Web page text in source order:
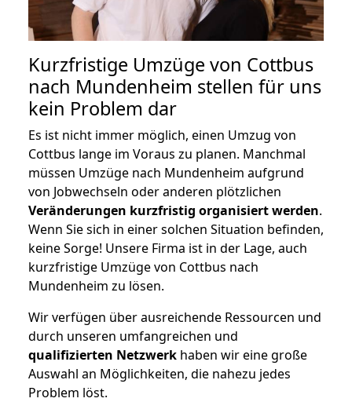
Kurzfristige Umzüge von Cottbus
nach Mundenheim stellen für uns
kein Problem dar
Es ist nicht immer möglich, einen Umzug von
Cottbus lange im Voraus zu planen. Manchmal
müssen Umzüge nach Mundenheim aufgrund
von Jobwechseln oder anderen plötzlichen
Veränderungen kurzfristig organisiert werden.
Wenn Sie sich in einer solchen Situation befinden,
keine Sorge! Unsere Firma ist in der Lage, auch
kurzfristige Umzüge von Cottbus nach
Mundenheim zu lösen.
Wir verfügen über ausreichende Ressourcen und
durch unseren umfangreichen und
qualifizierten Netzwerk haben wir eine große
Auswahl an Möglichkeiten, die nahezu jedes
Problem löst.